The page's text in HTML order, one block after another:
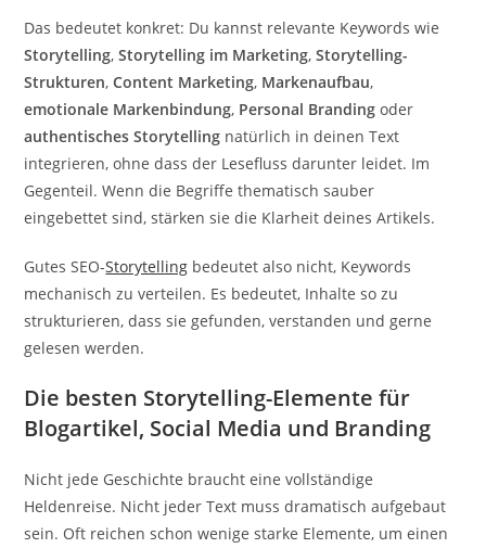
Das bedeutet konkret: Du kannst relevante Keywords wie
Storytelling,Storytelling im Marketing,Storytelling-
Strukturen,Content Marketing, Markenaufbau,
emotionale Markenbindung, Personal Branding oder
authentisches Storytelling natürlich in deinen Text
integrieren, ohne dass der Lesefluss darunter leidet. Im
Gegenteil. Wenn die Begriffe thematisch sauber
eingebettet sind, stärken sie die Klarheit deines Artikels.
Gutes SEO-Storytelling bedeutet also nicht, Keywords
mechanisch zu verteilen. Es bedeutet, Inhalte so zu
strukturieren, dass sie gefunden, verstanden und gerne
gelesen werden.
Die besten Storytelling-Elemente für
Blogartikel, Social Media und Branding
Nicht jede Geschichte braucht eine vollständige
Heldenreise. Nicht jeder Text muss dramatisch aufgebaut
sein. Oft reichen schon wenige starke Elemente, um einen